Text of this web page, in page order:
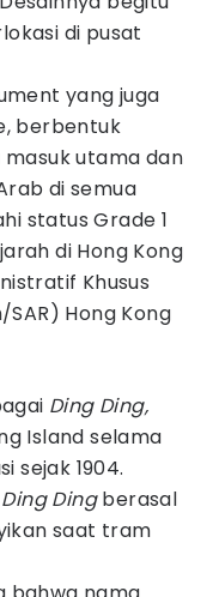
di pusat
yang juga
berbentuk
utama dan
di semua
status Grade 1
di Hong Kong
Khusus
Hong Kong
Ding Ding,
Island selama
sejak 1904.
Ding Dingberasal
saat tram